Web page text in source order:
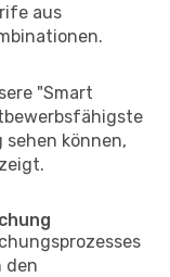
aus
"Smart
können,
den